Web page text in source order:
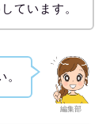
ています。
編集部